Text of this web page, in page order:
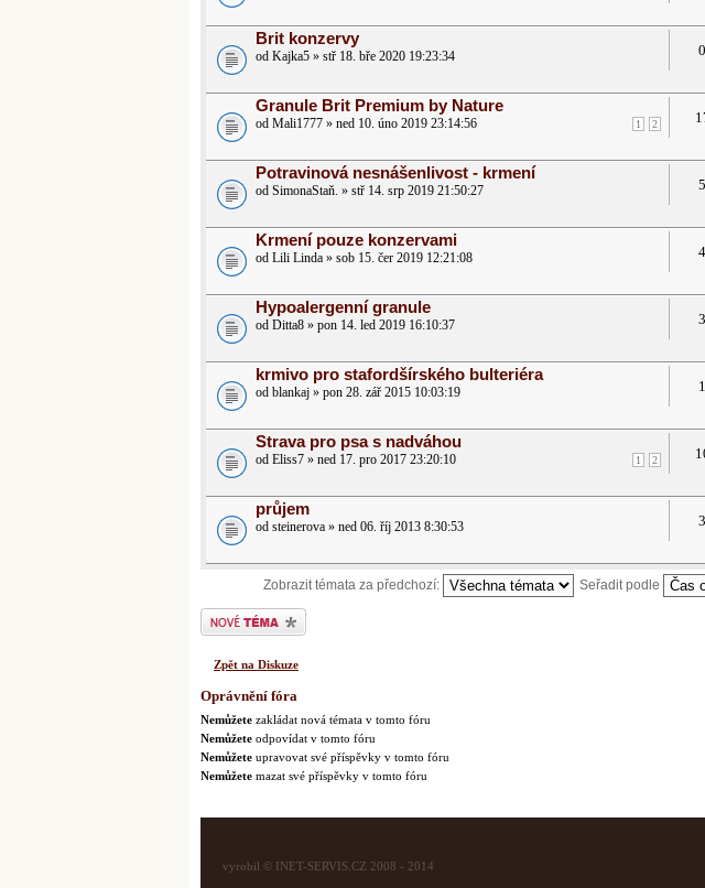
Brit konzervy
od Kajka5 » stř 18. bře 2020 19:23:34 0
Granule Brit Premium by Nature
1 2
od Mali1777 » ned 10. úno 2019 23:14:56
Potravinová nesnášenlivost - krmení
od SimonaStaň. » stř 14. srp 2019 21:50:27 5
Krmení pouze konzervami
od Lili Linda » sob 15. čer 2019 12:21:08 4
Hypoalergenní granule
od Ditta8 » pon 14. led 2019 16:10:37 3
krmivo pro stafordšírského bulteriéra
od blankaj » pon 28. zář 2015 10:03:19 1
Strava pro psa s nadváhou
1 2
od Eliss7 » ned 17. pro 2017 23:20:10
průjem
od steinerova » ned 06. říj 2013 8:30:53 3
Zobrazit témata za předchozí: Seřadit podle
Odeslat nové téma
Zpět na Diskuze
Oprávnění fóra
Nemůžete zakládat nová témata v tomto fóru
Nemůžete odpovídat v tomto fóru
Nemůžete upravovat své příspěvky v tomto fóru
Nemůžete mazat své příspěvky v tomto fóru
vyrobil © INET-SERVIS.CZ 2008 - 2014